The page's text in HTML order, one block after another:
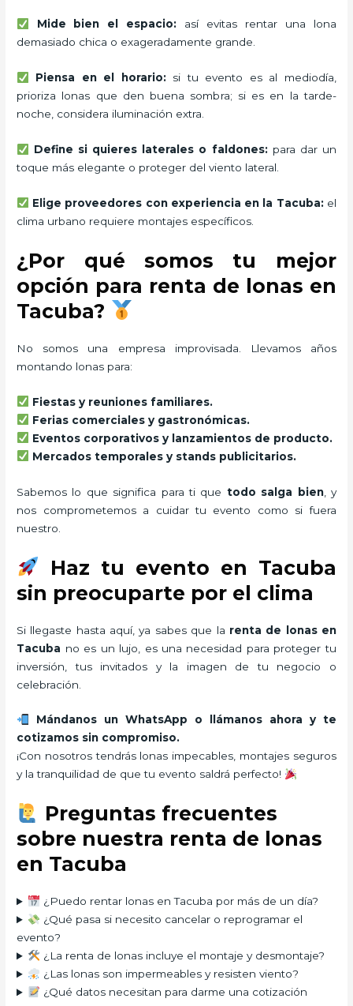
Mide bien el espacio: así evitas rentar una lona
demasiado chica o exageradamente grande.
Piensa en el horario:si tu evento es al mediodía,
prioriza lonas que den buena sombra; si es en la tarde-
noche, considera iluminación extra.
Define si quieres laterales o faldones:para dar un
toque más elegante o proteger del viento lateral.
Elige proveedores con experiencia en la Tacuba:el
clima urbano requiere montajes específicos.
¿Por qué somos tu mejor
opción para renta de lonas en
Tacuba?
No somos una empresa improvisada. Llevamos años
montando lonas para:
Fiestas y reuniones familiares.
Ferias comerciales y gastronómicas.
Eventos corporativos y lanzamientos de producto.
Mercados temporales y stands publicitarios.
Sabemos lo que significa para ti que todo salga bien, y
nos comprometemos a cuidar tu evento como si fuera
nuestro.
Haz tu evento en Tacuba
sin preocuparte por el clima
Si llegaste hasta aquí, ya sabes que la renta de lonas en
Tacuba no es un lujo, es una necesidad para proteger tu
inversión, tus invitados y la imagen de tu negocio o
celebración.
Mándanos un WhatsApp o llámanos ahora y te
cotizamos sin compromiso.
¡Con nosotros tendrás lonas impecables, montajes seguros
y la tranquilidad de que tu evento saldrá perfecto!
Preguntas frecuentes
sobre nuestra renta de lonas
en Tacuba
¿Puedo rentar lonas en Tacuba por más de un día?
¿Qué pasa si necesito cancelar o reprogramar el
evento?
¿La renta de lonas incluye el montaje y desmontaje?
¿Las lonas son impermeables y resisten viento?
¿Qué datos necesitan para darme una cotización